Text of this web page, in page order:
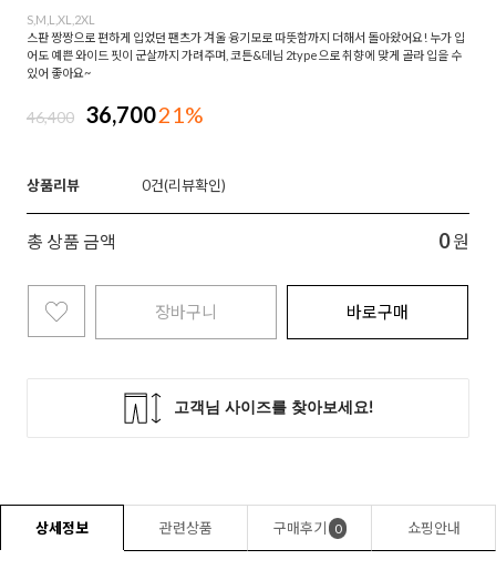
S,M,L,XL,2XL
스판 짱짱으로 편하게 입었던 팬츠가 겨울 융기모로 따뜻함까지 더해서 돌아왔어요! 누가 입
어도 예쁜 와이드 핏이 군살까지 가려주며, 코튼&데님 2type으로 취향에 맞게 골라 입을 수
있어 좋아요~
46,400 36,70021%
상품리뷰 0
총 상품 금액 0 원
장바구니 바로구매
상세정보 관련상품 구매후기 0 쇼핑안내